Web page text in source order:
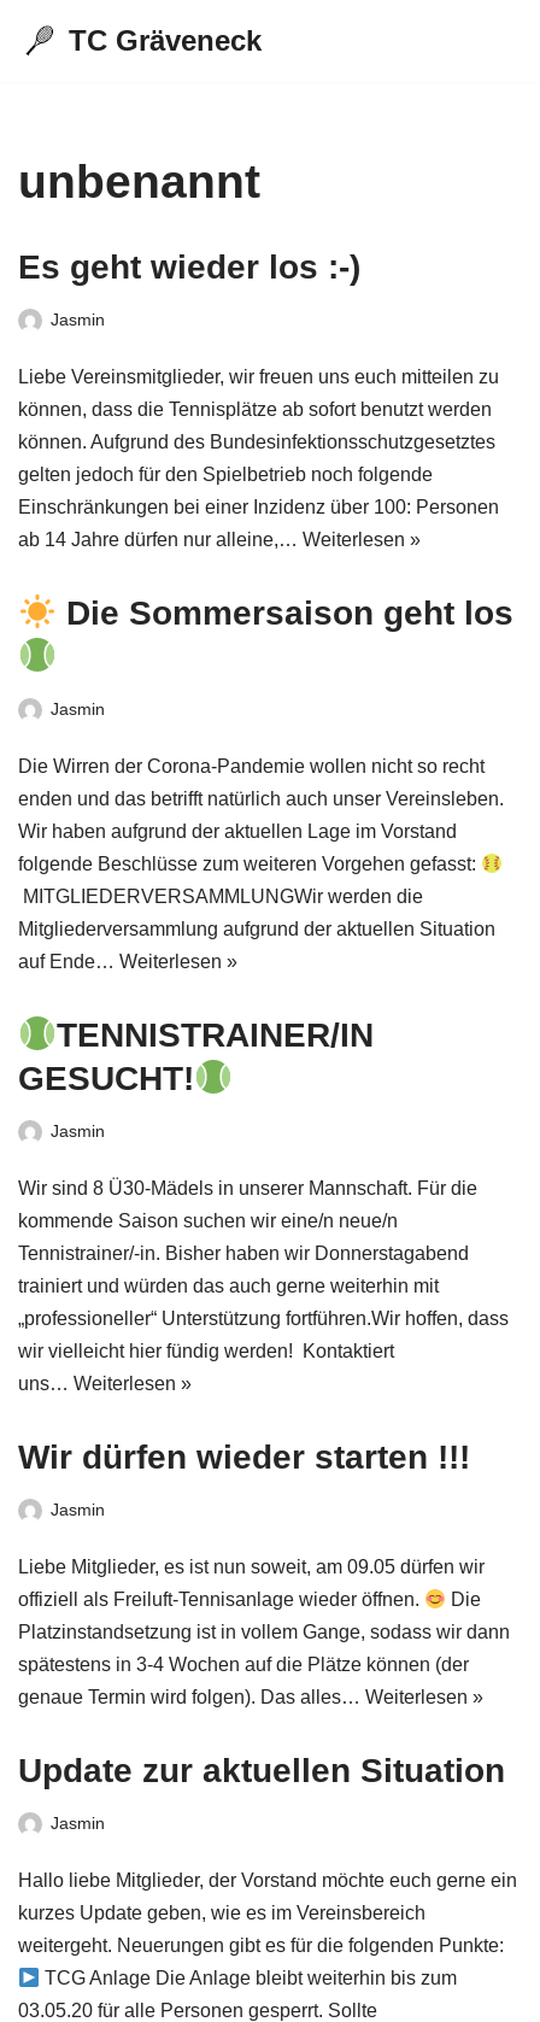
TC Gräveneck
unbenannt
Es geht wieder los :-)
Jasmin
Liebe Vereinsmitglieder, wir freuen uns euch mitteilen zu
können, dass die Tennisplätze ab sofort benutzt werden
können. Aufgrund des Bundesinfektionsschutzgesetztes
gelten jedoch für den Spielbetrieb noch folgende
Einschränkungen bei einer Inzidenz über 100: Personen
ab 14 Jahre dürfen nur alleine,… Weiterlesen »
Die Sommersaison geht los
Jasmin
Die Wirren der Corona-Pandemie wollen nicht so recht
enden und das betrifft natürlich auch unser Vereinsleben.
Wir haben aufgrund der aktuellen Lage im Vorstand
folgende Beschlüsse zum weiteren Vorgehen gefasst:
MITGLIEDERVERSAMMLUNGWir werden die
Mitgliederversammlung aufgrund der aktuellen Situation
auf Ende… Weiterlesen »
TENNISTRAINER/IN
GESUCHT!
Jasmin
Wir sind 8 Ü30-Mädels in unserer Mannschaft. Für die
kommende Saison suchen wir eine/n neue/n
Tennistrainer/-in. Bisher haben wir Donnerstagabend
trainiert und würden das auch gerne weiterhin mit
„professioneller“ Unterstützung fortführen.Wir hoffen, dass
wir vielleicht hier fündig werden! Kontaktiert
uns… Weiterlesen »
Wir dürfen wieder starten !!!
Jasmin
Liebe Mitglieder, es ist nun soweit, am 09.05 dürfen wir
offiziell als Freiluft-Tennisanlage wieder öffnen.
Die
Platzinstandsetzung ist in vollem Gange, sodass wir dann
spätestens in 3-4 Wochen auf die Plätze können (der
genaue Termin wird folgen). Das alles… Weiterlesen »
Update zur aktuellen Situation
Jasmin
Hallo liebe Mitglieder, der Vorstand möchte euch gerne ein
kurzes Update geben, wie es im Vereinsbereich
weitergeht. Neuerungen gibt es für die folgenden Punkte:
TCG Anlage Die Anlage bleibt weiterhin bis zum
03.05.20 für alle Personen gesperrt. Sollte